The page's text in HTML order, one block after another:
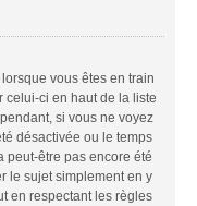
vous êtes en train
celui-ci en haut de la liste
si vous ne voyez
désactivée ou le temps
peut-être pas encore été
le sujet simplement en y
en respectant les règles